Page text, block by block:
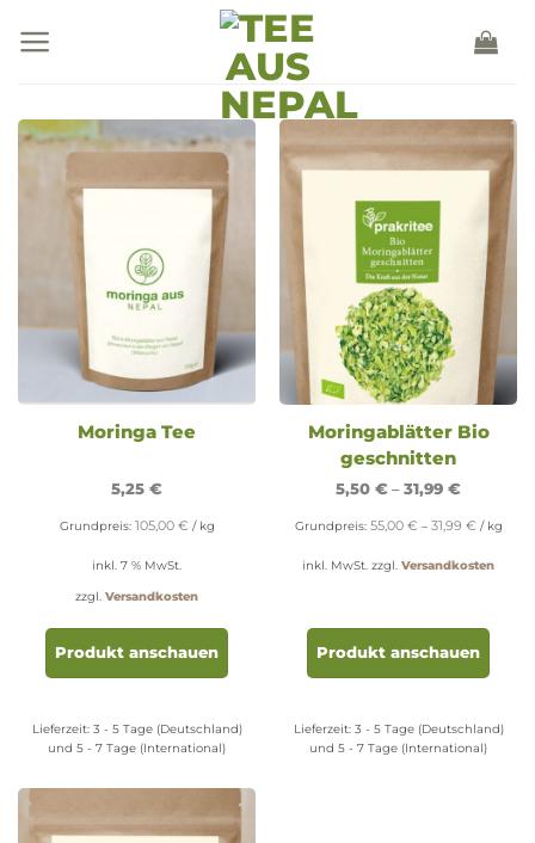
Inhalt
Moringa Tee
5,25 €
Grundpreis: 105,00 € / kg
inkl. 7 % MwSt.
zzgl. Versandkosten
Produkt anschauen
Lieferzeit: 3 - 5 Tage (Deutschland)
und 5 - 7 Tage (International)
Moringablätter Bio
geschnitten
5,50 €–31,99 €
Grundpreis: 55,00 € – 31,99 € / kg
inkl. MwSt. zzgl. Versandkosten
Produkt anschauen
weist
Lieferzeit: 3 - 5 Tage (Deutschland)
und 5 - 7 Tage (International)